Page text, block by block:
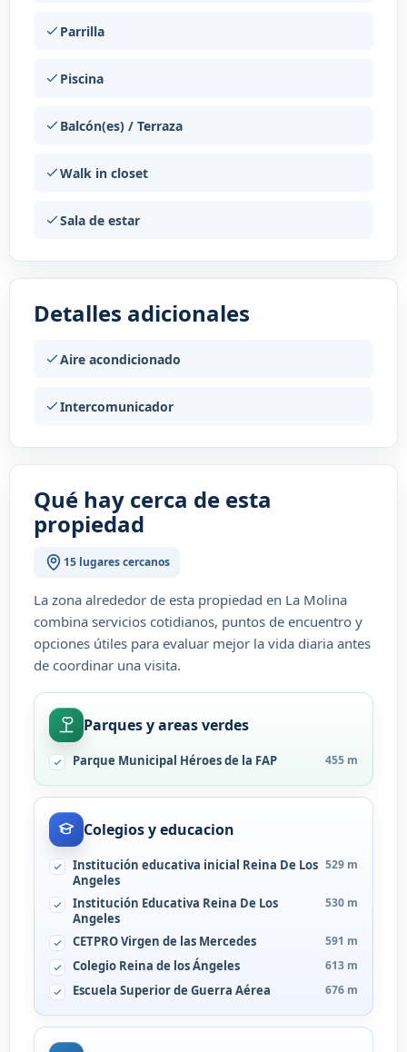
Parrilla
Piscina
Balcón(es) / Terraza
Walk in closet
Sala de estar
Detalles adicionales
Aire acondicionado
Intercomunicador
Qué hay cerca de esta
propiedad
15 lugares cercanos
La zona alrededor de esta propiedad en La Molina
combina servicios cotidianos, puntos de encuentro y
opciones útiles para evaluar mejor la vida diaria antes
de coordinar una visita.
Parques y areas verdes
Parque Municipal Héroes de la FAP 455 m
Colegios y educacion
Institución educativa inicial Reina De Los
Angeles
529 m
Institución Educativa Reina De Los
Angeles
530 m
CETPRO Virgen de las Mercedes 591 m
Colegio Reina de los Ángeles 613 m
Escuela Superior de Guerra Aérea 676 m